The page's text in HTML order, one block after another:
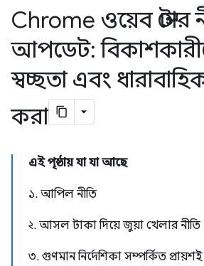
Chrome ওয়েব স্টোর
আপডেট:
স্বচ্ছতা এবং
করা
এই পৃষ্ঠায় যা যা আছে
১. আপিল নীতি
২. আসল টাকা দিয়ে জুয়া খেলার নীতি
৩. গুণমান নির্দেশিকা সম্পর্কিত প্রায়শই